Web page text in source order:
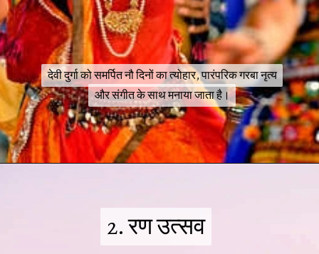
देवी दुर्गा को समर्पित नौ दिनों का त्योहार, पारंपरिक गरबा नृत्य
और संगीत के साथ मनाया जाता है।
देवी दुर्गा को समर्पित नौ दिनों का त्योहार, पारंपरिक गरबा नृत्य
और संगीत के साथ मनाया जाता है।
2. रण उत्सव
2. रण उत्सव